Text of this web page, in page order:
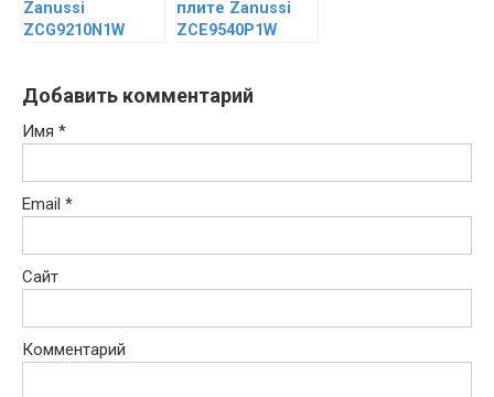
Zanussi
ZCG9210N1W
плите Zanussi
ZCE9540P1W
Добавить комментарий
Имя *
Email *
Сайт
Комментарий